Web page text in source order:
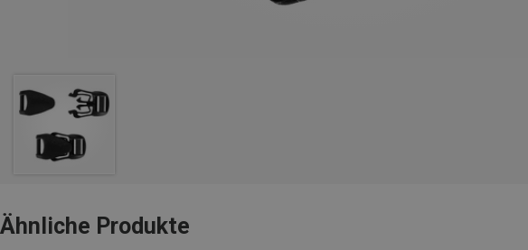
Ähnliche Produkte